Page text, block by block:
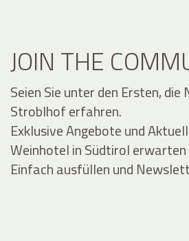
JOIN THE
Seien Sie unter den Ersten, die
Stroblhof erfahren.
Exklusive Angebote und
Weinhotel in Südtirol erwarten
Einfach ausfüllen und